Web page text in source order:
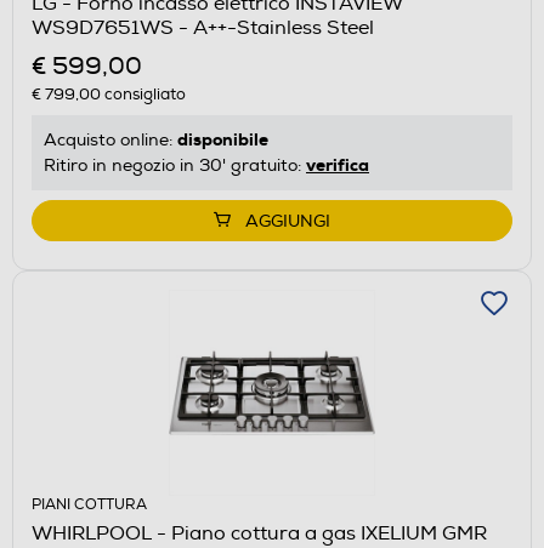
WS9D7651WS - A++-Stainless Steel
€ 599,00
€ 799,00consigliato
Acquisto online: disponibile
Ritiro in negozio in 30' gratuito: verifica
AGGIUNGI
PIANI COTTURA
WHIRLPOOL - Piano cottura a gas IXELIUM GMR